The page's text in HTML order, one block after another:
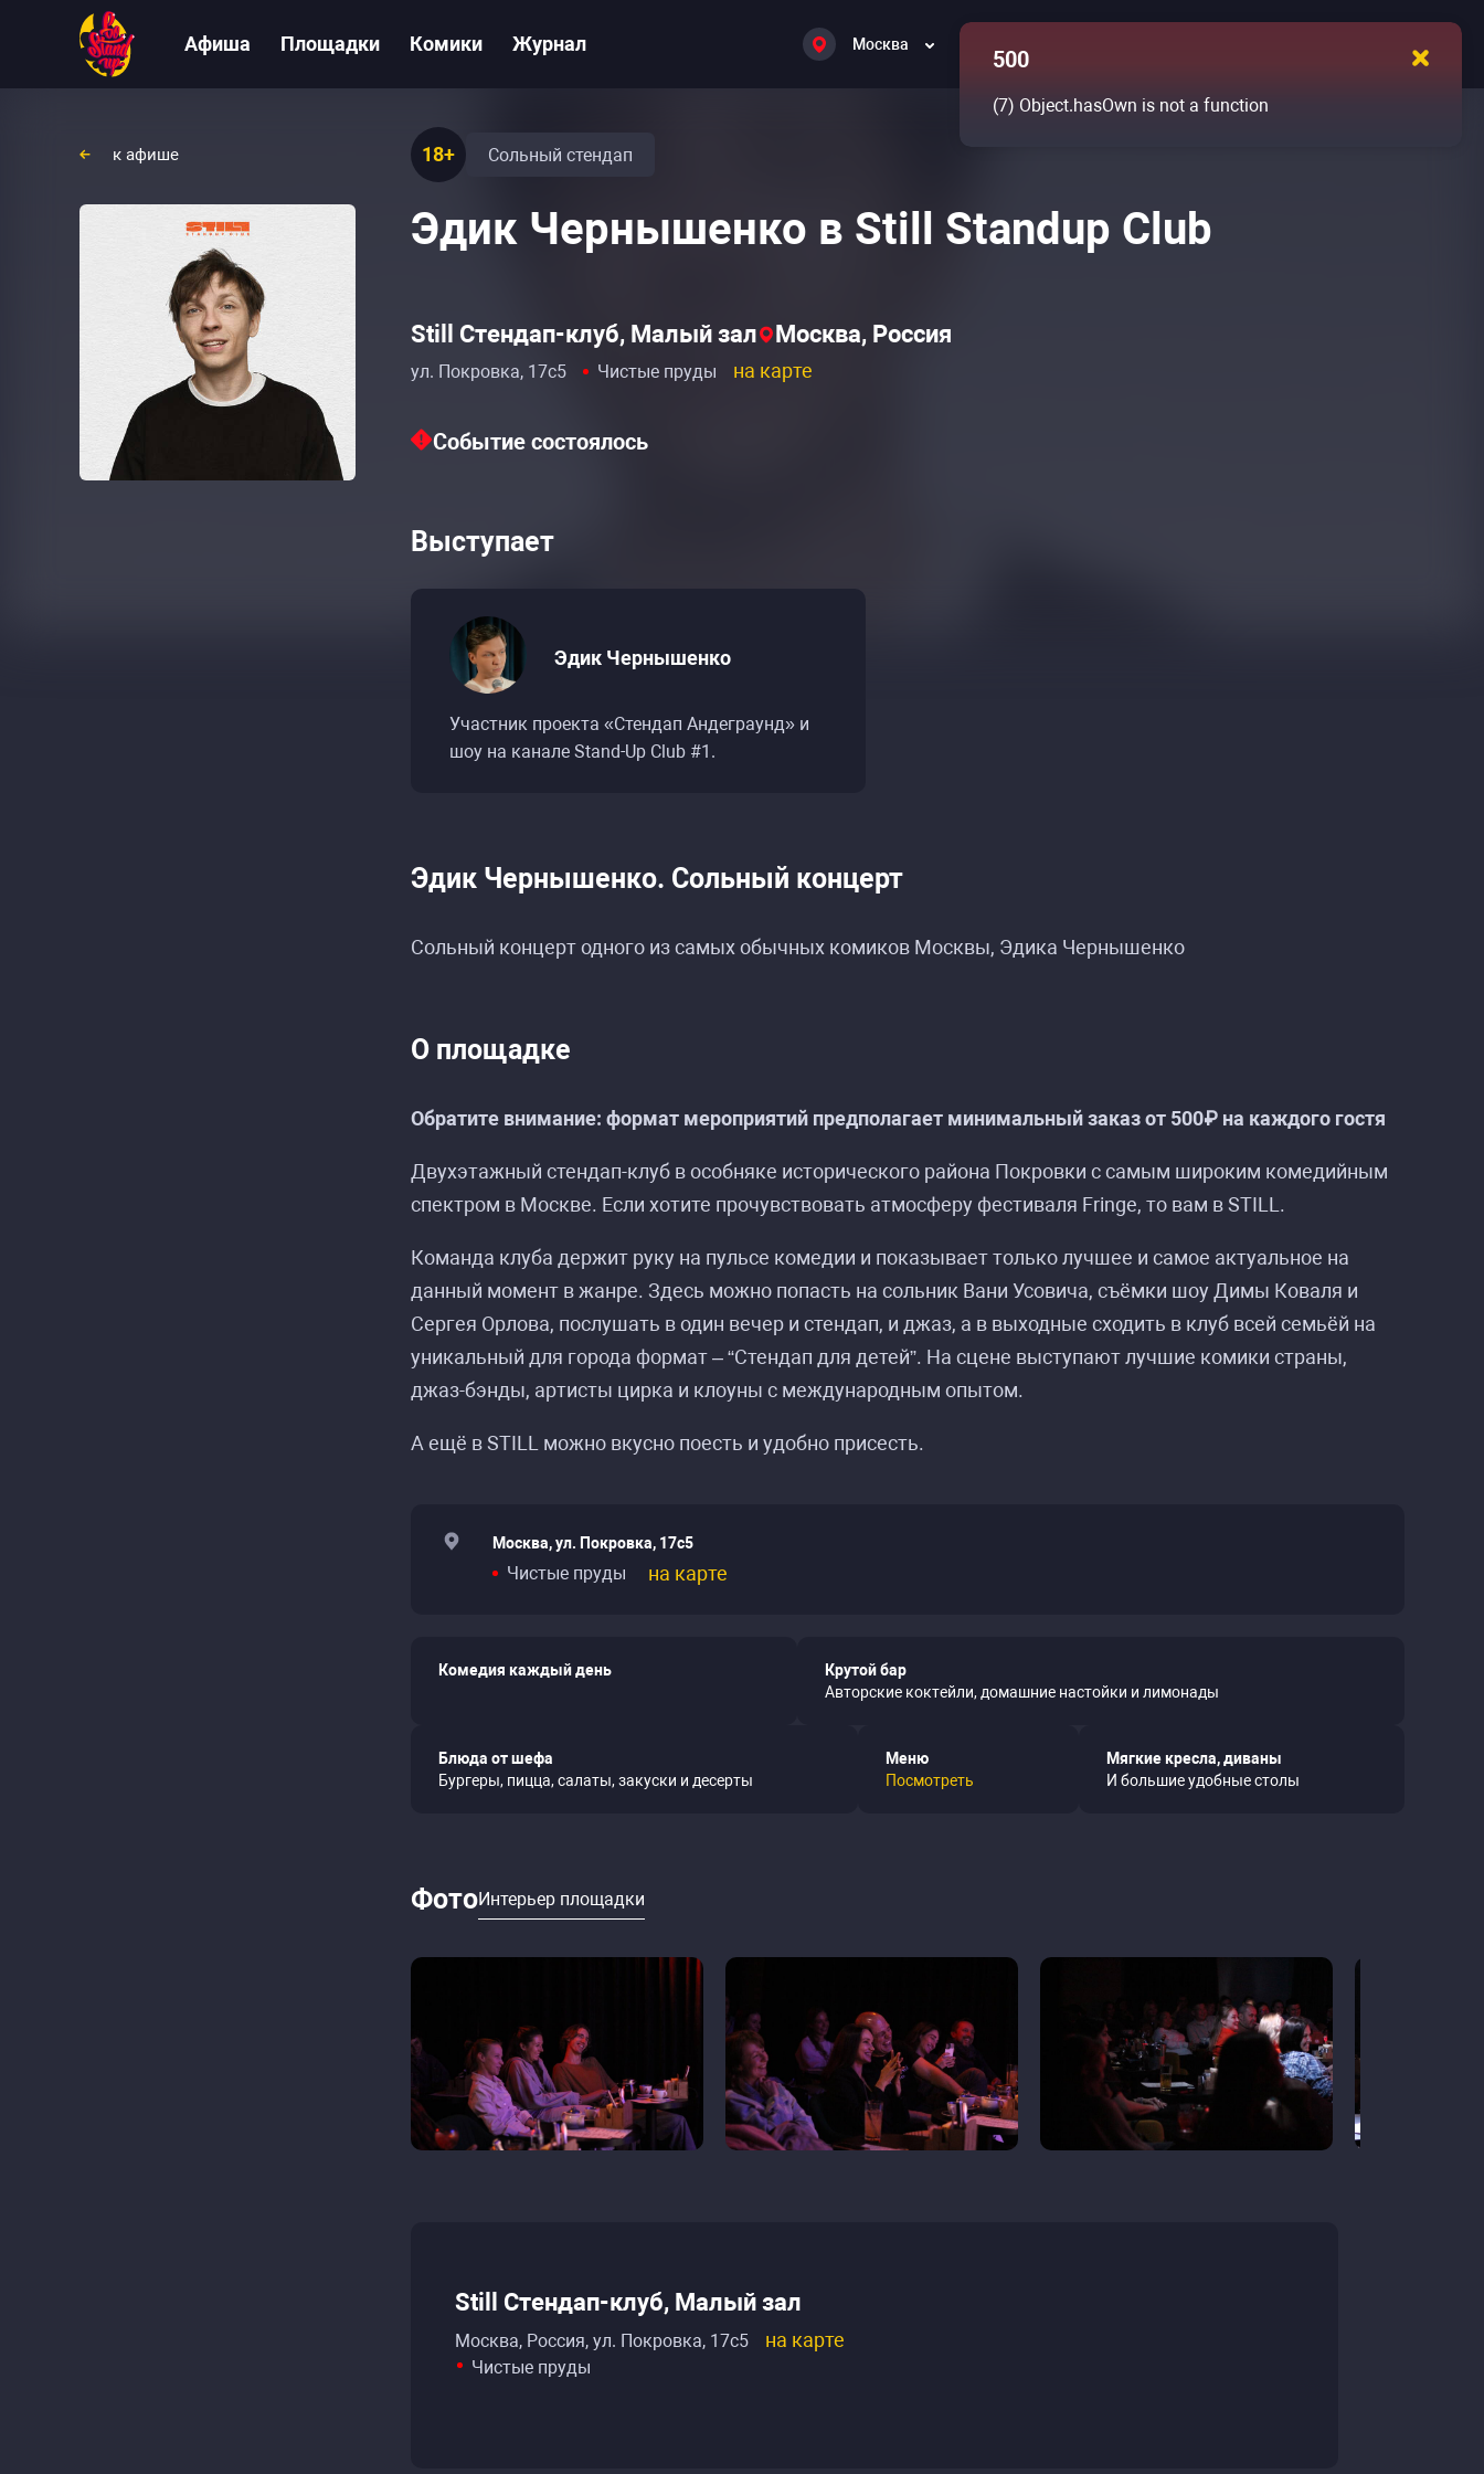
Афиша Площадки Комики Журнал Москва
к афише 18+ Сольный стендап
Эдик Чернышенко в Still Standup Club
Still Стендап-клуб, Малый зал Москва, Россия
ул. Покровка, 17с5 Чистые пруды на карте
Событие состоялось
Выступает
Эдик Чернышенко
Участник проекта «Стендап Андеграунд» и
шоу на канале Stand-Up Club #1.
Эдик Чернышенко. Сольный концерт
Сольный концерт одного из самых обычных комиков Москвы, Эдика Чернышенко
О площадке
Обратите внимание: формат мероприятий предполагает минимальный заказ от 500₽ на каждого гостя
Двухэтажный стендап-клуб в особняке исторического района Покровки с самым широким комедийным
спектром в Москве. Если хотите прочувствовать атмосферу фестиваля Fringe, то вам в STILL.
Команда клуба держит руку на пульсе комедии и показывает только лучшее и самое актуальное на
данный момент в жанре. Здесь можно попасть на сольник Вани Усовича, съёмки шоу Димы Коваля и
Сергея Орлова, послушать в один вечер и стендап, и джаз, а в выходные сходить в клуб всей семьёй на
уникальный для города формат – “Стендап для детей”. На сцене выступают лучшие комики страны,
джаз-бэнды, артисты цирка и клоуны с международным опытом.
А ещё в STILL можно вкусно поесть и удобно присесть.
Москва, ул. Покровка, 17с5
Чистые пруды на карте
Комедия каждый день
Крутой бар
Авторские коктейли, домашние настойки и лимонады
Блюда от шефа
Бургеры, пицца, салаты, закуски и десерты
Меню
Посмотреть
Мягкие кресла, диваны
И большие удобные столы
ФотоИнтерьер площадки
Still Стендап-клуб, Малый зал
Москва, Россия, ул. Покровка, 17с5 на карте
Чистые пруды
500
(7) Object.hasOwn is not a function
Расписание событий «Эдик Чернышенко: стендап»
Расписание событий «Эдик Чернышенко: стендап»